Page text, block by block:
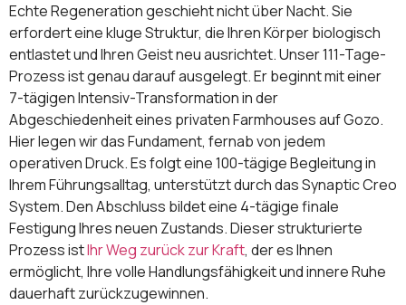
Echte Regeneration geschieht nicht über Nacht. Sie
erfordert eine kluge Struktur, die Ihren Körper biologisch
entlastet und Ihren Geist neu ausrichtet. Unser 111-Tage-
Prozess ist genau darauf ausgelegt. Er beginnt mit einer
7-tägigen Intensiv-Transformation in der
Abgeschiedenheit eines privaten Farmhouses auf Gozo.
Hier legen wir das Fundament, fernab von jedem
operativen Druck. Es folgt eine 100-tägige Begleitung in
Ihrem Führungsalltag, unterstützt durch das Synaptic Creo
System. Den Abschluss bildet eine 4-tägige finale
Festigung Ihres neuen Zustands. Dieser strukturierte
Prozess istIhr Weg zurück zur Kraft, der es Ihnen
ermöglicht, Ihre volle Handlungsfähigkeit und innere Ruhe
dauerhaft zurückzugewinnen.